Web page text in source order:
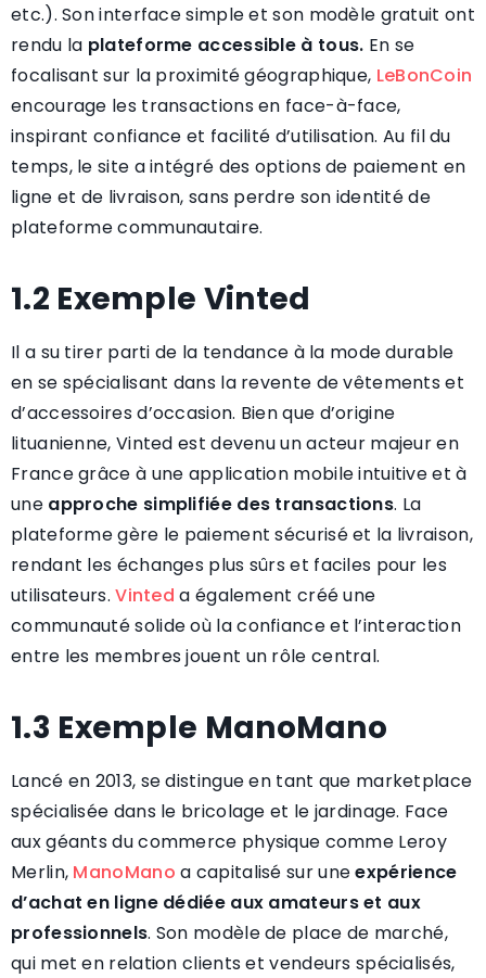
etc.). Son interface simple et son modèle gratuit ont
rendu la plateforme accessible à tous. En se
focalisant sur la proximité géographique, LeBonCoin
encourage les transactions en face-à-face,
inspirant confiance et facilité d’utilisation. Au fil du
temps, le site a intégré des options de paiement en
ligne et de livraison, sans perdre son identité de
plateforme communautaire.
1.2 Exemple Vinted
Il a su tirer parti de la tendance à la mode durable
en se spécialisant dans la revente de vêtements et
d’accessoires d’occasion. Bien que d’origine
lituanienne, Vinted est devenu un acteur majeur en
France grâce à une application mobile intuitive et à
une approche simplifiée des transactions. La
plateforme gère le paiement sécurisé et la livraison,
rendant les échanges plus sûrs et faciles pour les
utilisateurs.Vinted a également créé une
communauté solide où la confiance et l’interaction
entre les membres jouent un rôle central.
1.3 Exemple ManoMano
Lancé en 2013, se distingue en tant que marketplace
spécialisée dans le bricolage et le jardinage. Face
aux géants du commerce physique comme Leroy
Merlin, ManoMano a capitalisé sur uneexpérience
d’achat en ligne dédiée aux amateurs et aux
professionnels. Son modèle de place de marché,
qui met en relation clients et vendeurs spécialisés,